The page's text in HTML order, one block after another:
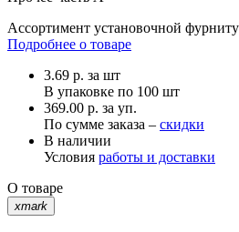
Ассортимент установочной
Подробнее о товаре
3.69 р. за шт
В упаковке по 100 шт
369.00 р. за уп.
По сумме заказа – скидки
В наличии
Условия работы и доставки
О товаре
xmark